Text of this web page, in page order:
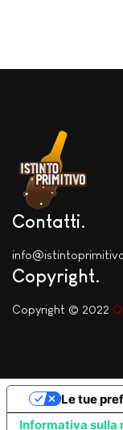
Contatti
Copyright
Copyright © 2022
Informativa sulla
Le tue